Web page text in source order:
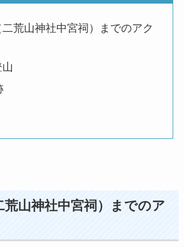
荒山神社中宮祠）までのアク
荒山神社中宮祠）までのア